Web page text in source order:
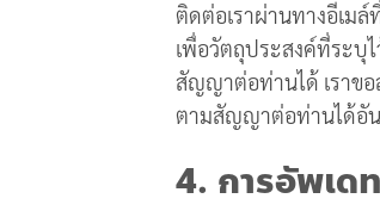
ติดต่อเราผ่านทางอีเม
เพื่อวัตถุประสงค์ที่ระบุ
สัญญาต่อท่านได้ เราขอ
ตามสัญญาต่อท่านได้อัน
4. การอัพเด